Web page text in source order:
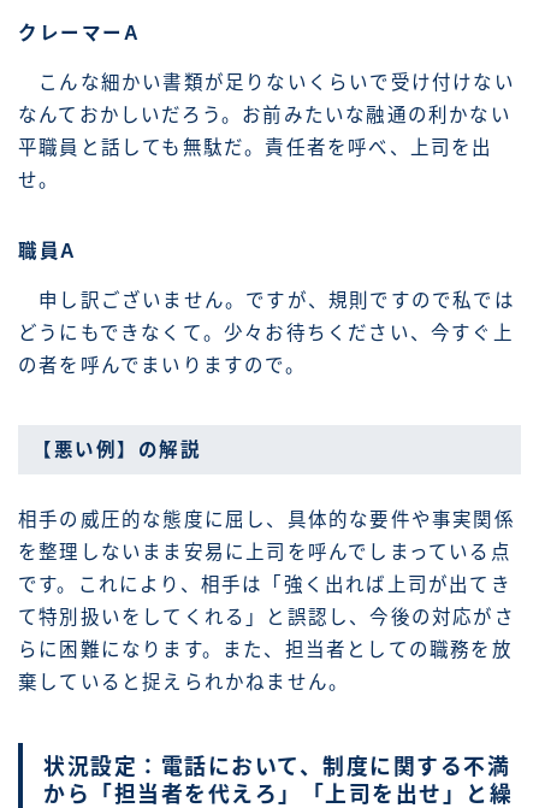
クレーマーA
こんな細かい書類が足りないくらいで受け付けない
なんておかしいだろう。お前みたいな融通の利かない
平職員と話しても無駄だ。責任者を呼べ、上司を出
せ。
職員A
申し訳ございません。ですが、規則ですので私では
どうにもできなくて。少々お待ちください、今すぐ上
の者を呼んでまいりますので。
【悪い例】の解説
相手の威圧的な態度に屈し、具体的な要件や事実関係
を整理しないまま安易に上司を呼んでしまっている点
です。これにより、相手は「強く出れば上司が出てき
て特別扱いをしてくれる」と誤認し、今後の対応がさ
らに困難になります。また、担当者としての職務を放
棄していると捉えられかねません。
状況設定：電話において、制度に関する不満
から「担当者を代えろ」「上司を出せ」と繰